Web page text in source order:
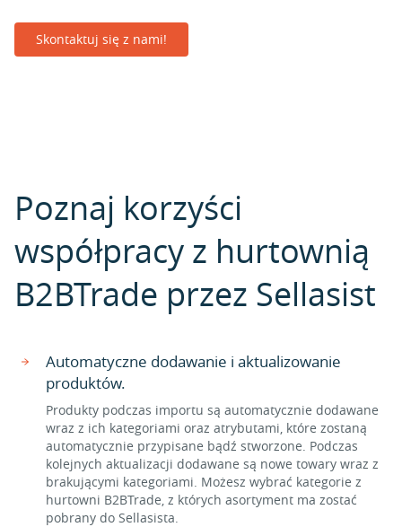
Skontaktuj się z nami!
Poznaj korzyści
współpracy z hurtownią
B2BTrade przez Sellasist
Automatyczne dodawanie i aktualizowanie
produktów.
Produkty podczas importu są automatycznie dodawane
wraz z ich kategoriami oraz atrybutami, które zostaną
automatycznie przypisane bądź stworzone. Podczas
kolejnych aktualizacji dodawane są nowe towary wraz z
brakującymi kategoriami. Możesz wybrać kategorie z
hurtowni B2BTrade, z których asortyment ma zostać
pobrany do Sellasista.